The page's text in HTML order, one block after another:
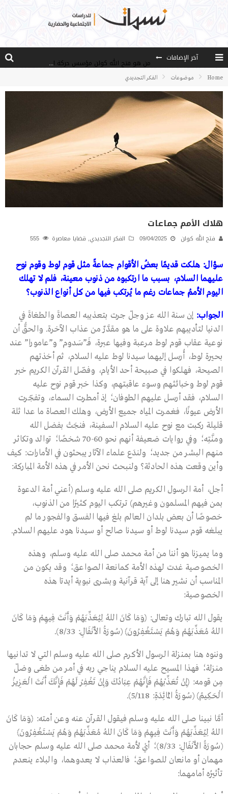
آخر الإضافات
الأستاذ عالما عارفا حكيما
مصادر العلم وسببه
النـزعة التجديدية عند الأستاذ فتح الله كولن
Home موضوعات الفكر التجديدي
هلاك الأمم جماعات
فتح الله كولن 09/04/2025 الفكر التجديدي, قضايا معاصرة
سؤال: هلكت قديمًا بعضُ الأقوام جماعةً مثل قوم لوط وقوم نوح
عليهما السلام، بسبب ما ارتكبوه من ذنوب معينة، فلم لا تهلك
اليوم الأممُ جماعات رغم ما يُرتكب فيها من كل أنواع الذنوب؟
الجواب: إن سنة الله عز وجلّ جرت بتعذيبه العصاةَ والطغاةَ في
الدنيا لتأديبهم علاوة على ما هو مقدَّرٌ من عذاب الآخرة. والحقُّ أن
نوعية عقاب قوم لوط مرعبة وفيها عبرة، فَــ”سَدوم” و”عامورا” عند
بحيرة لوط، أُرسل إليهما سيدنا لوط عليه السلام، ثم أخذتهم
الصيحة، فهلكوا في صبيحة أحد الأيام، وفصّل القرآن الكريم خبر
قوم لوط وخبائثهم وسوء عاقبتهم، وكذا خبر قوم نوح عليه
السلام، فقد أرسل عليهم الطوفان؛ إذ أمطرت السماء، وتفجّرت
الأرض عيونًا، فغمرت المياه جميع الأرض، وهلك العصاة ما عدا ثلة
قليلة ركبت مع نوح عليه السلام السفينة، فنجَتْ بفضل الله
ومنَّتِه؛ وفي روايات ضعيفة أنهم نحو 60-70 شخصًا؛ توالد وتكاثر
منهم البشر من جديد؛ ولندَع علماء الآثار يبحثون في الأمارات: كيف
وأين وقعت هذه الحادثة؟ ولنبحث نحن الأمر في هذه الأمة المباركة:
أجل، أمة الرسول الكريم صلى الله عليه وسلم (أعني أمة الدعوة
بمن فيهم المسلمون وغيرهم) ترتكب اليوم كثيرًا من الذنوب،
خصوصًا أن بعض بلدان العالم بلغ فيها الفسق والفجور ما لم
يبلغه قوم سيدنا لوط أو سيدنا صالح أو سيدنا هود عليهم السلام.
وما يميزنا هو أننا من أمة محمد صلى الله عليه وسلم، وهذه
الخصوصية غدت لهذه الأمة كمانعة الصواعق؛ وقد يكون من
المناسب أن نشير هنا إلى آية قرآنية وبشرى نبوية أيدتا هذه
الخصوصية:
يقول الله تبارك وتعالى: ﴿وَمَا كَانَ اللهُ لِيُعَذِّبَهُمْ وَأَنْتَ فِيهِمْ وَمَا كَانَ
اللهُ مُعَذِّبَهُمْ وَهُمْ يَسْتَغْفِرُونَ﴾ (سُورَةُ الأَنْفَالِ: 8/33).
وننوه هنا بمنزلة الرسول الأكرم صلى الله عليه وسلم التي لا تدانيها
منزلة؛ فهذا المسيح عليه السلام يناجي ربه في أمر من طغى وضلّ
مِن قومه: ﴿إِنْ تُعَذِّبْهُمْ فَإِنَّهُمْ عِبَادُكَ وَإِنْ تَغْفِرْ لَهُمْ فَإِنَّكَ أَنْتَ الْعَزِيزُ
الْحَكِيمُ﴾ (سُورَةُ الْمَائِدَةِ: 5/118).
أمَّا نبينا صلى الله عليه وسلم فيقول القرآن عنه وعن أمته: ﴿وَمَا كَانَ
اللهُ لِيُعَذِّبَهُمْ وَأَنْتَ فِيهِمْ وَمَا كَانَ اللهُ مُعَذِّبَهُمْ وَهُمْ يَسْتَغْفِرُونَ﴾
(سُورَةُ الأَنْفَالِ: 8/33)؛ أيْ لأمة محمد صلى الله عليه وسلم حجابان
مهمان أو مانعان للصواعق؛ فالعذاب لا يعدوهما، والبلاء ينعدم
تأثيرُه أمامهما: